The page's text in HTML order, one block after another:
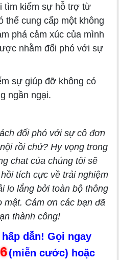
tìm kiếm sự hỗ trợ từ
thể cung cấp một không
phá cảm xúc của mình
nhằm đối phó với sự
sự giúp đỡ không có
ngần ngại.
đối phó với sự cô đơn
rồi chứ? Hy vọng trong
chat của chúng tôi sẽ
tích cực về trải nghiệm
lo lắng bởi toàn bộ thông
mật. Cám ơn các bạn đã
thành công!
dẫn! Gọi ngay
(miễn cước) hoặc